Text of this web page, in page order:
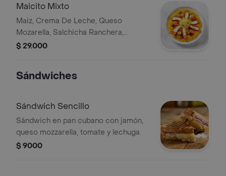
Maicito Mixto
Maiz, Crema De Leche, Queso
Mozarella, Salchicha Ranchera,
Tocineta, Salsa De Maiz, Pollo, Jamon
$ 29.000
Sándwiches
Sándwich Sencillo
Sándwich en pan cubano con jamón,
queso mozzarella, tomate y lechuga.
$ 9000